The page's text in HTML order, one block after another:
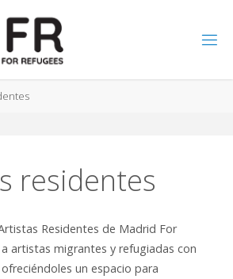
residentes
Residentes de Madrid For
artistas migrantes y refugiadas con
un espacio para